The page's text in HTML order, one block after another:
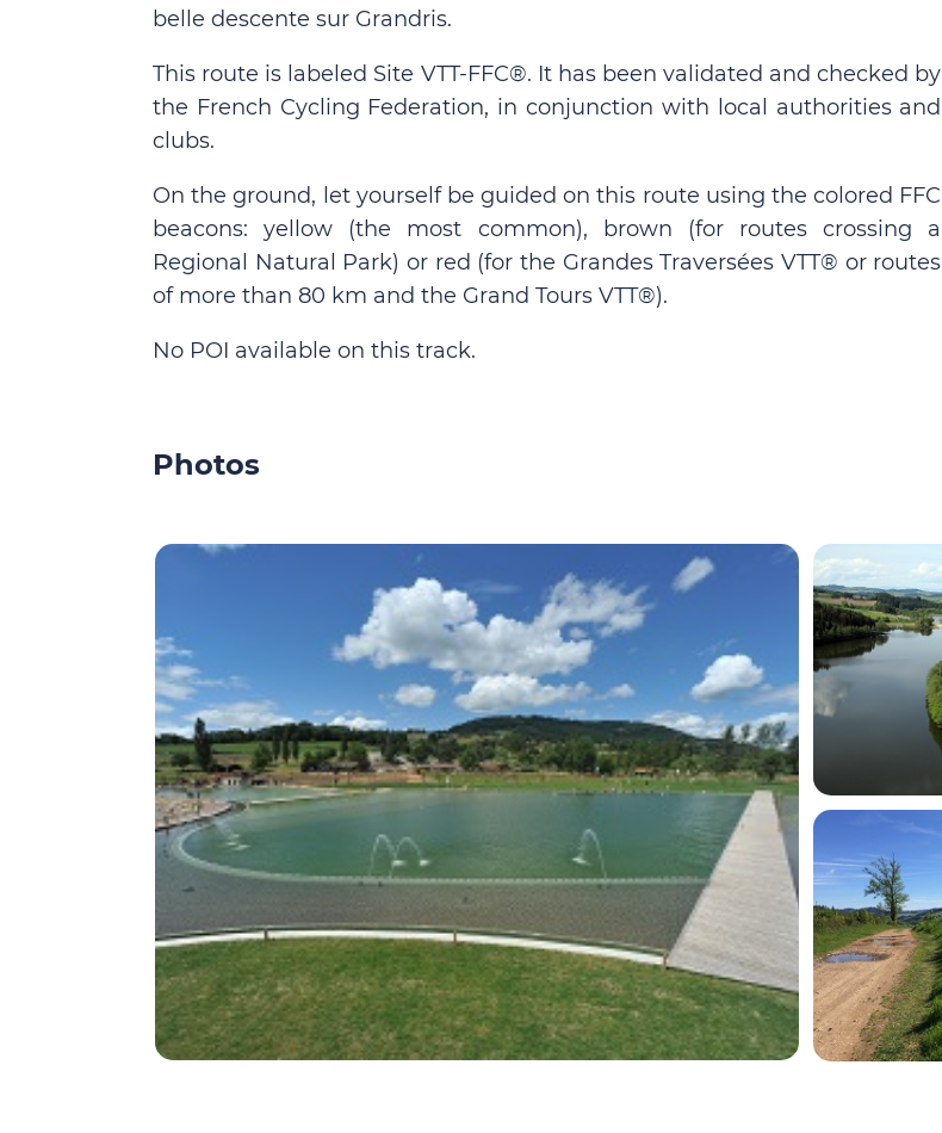
belle descente sur Grandris.
This route is labeled Site VTT-FFC®. It has been validated and checked by
the French Cycling Federation, in conjunction with local authorities and
clubs.
On the ground, let yourself be guided on this route using the colored FFC
beacons: yellow (the most common), brown (for routes crossing a
Regional Natural Park) or red (for the Grandes Traversées VTT® or routes
of more than 80 km and the Grand Tours VTT®).
No POI available on this track.
Photos